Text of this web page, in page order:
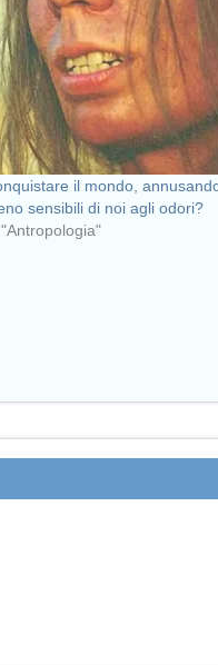
il mondo,
sensibili di noi agli odori?